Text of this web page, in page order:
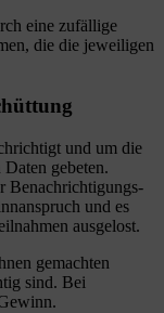
eine zufällige
die die jeweiligen
und um die
gebeten.
Benachrichtigungs-
und es
ausgelost.
gemachten
sind. Bei